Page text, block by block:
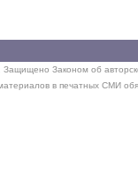
Защищено Законом об
в печатных СМИ